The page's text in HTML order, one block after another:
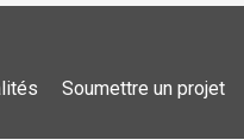
Soumettre un projet